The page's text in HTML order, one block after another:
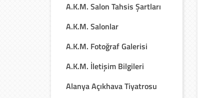
A.K.M. Salon Tahsis Şartları
A.K.M. Salonlar
A.K.M. Fotoğraf Galerisi
A.K.M. İletişim Bilgileri
Alanya Açıkhava Tiyatrosu